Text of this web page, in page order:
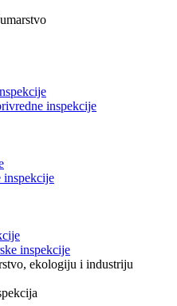
inspekcije
inspekcije
inspekcije
ekologiju i industriju